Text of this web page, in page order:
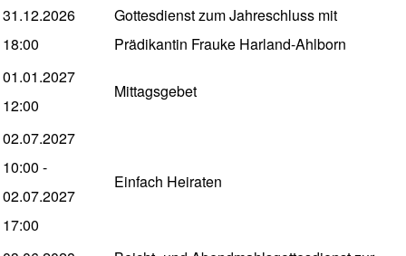
31.12.2026
18:00
Gottesdienst zum Jahreschluss mit
Prädikantin Frauke Harland-Ahlborn
01.01.2027
12:00
Mittagsgebet
02.07.2027
10:00 -
02.07.2027
17:00
Einfach Heiraten